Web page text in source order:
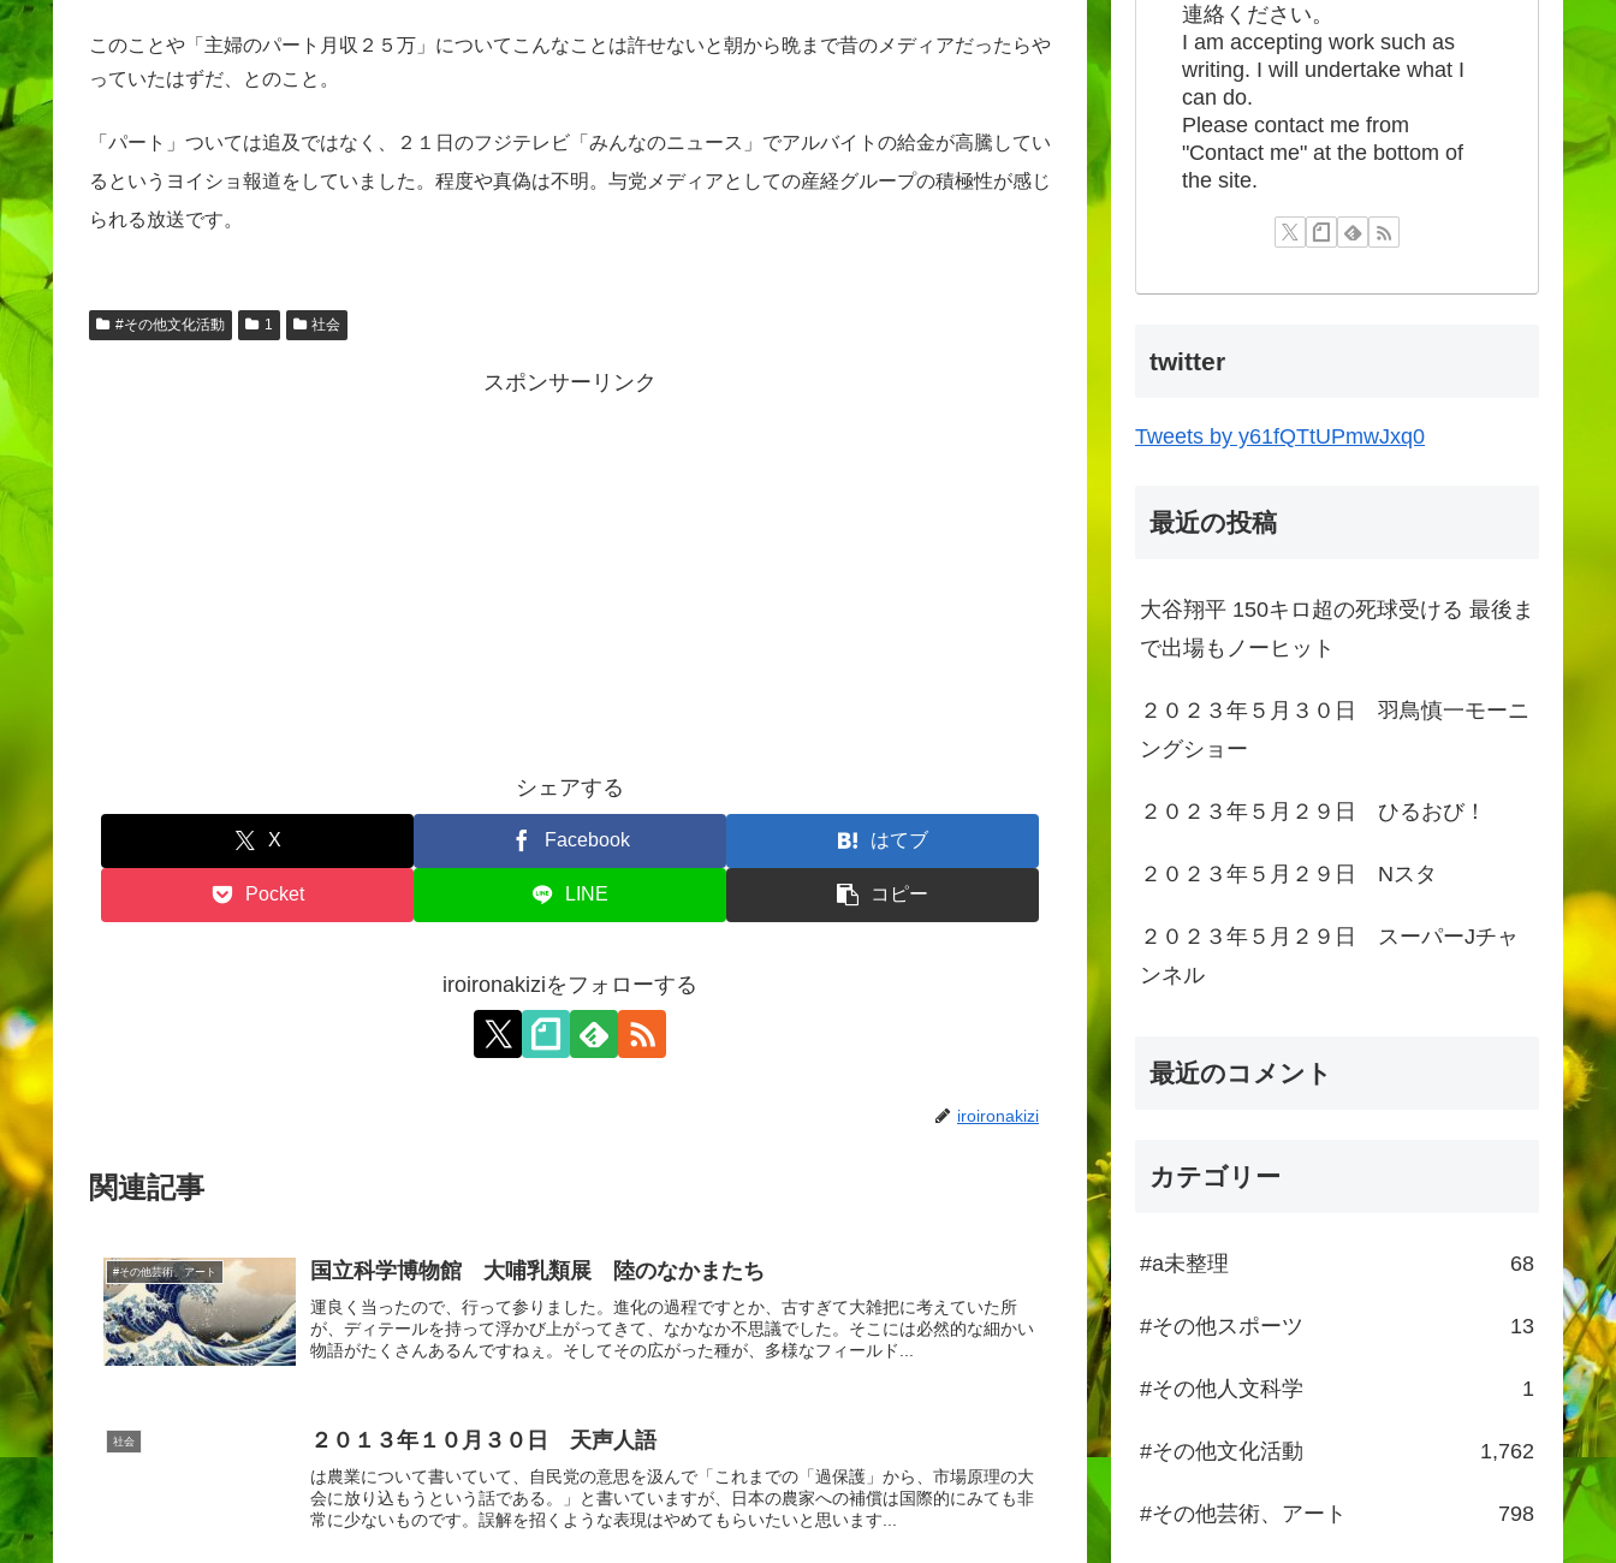
このことや「主婦のパート月収２５万」についてこんなことは許せないと朝から晩まで昔のメディアだったらや
っていたはずだ、とのこと。
「パート」ついては追及ではなく、２１日のフジテレビ「みんなのニュース」でアルバイトの給金が高騰してい
るというヨイショ報道をしていました。程度や真偽は不明。与党メディアとしての産経グループの積極性が感じ
られる放送です。
#その他文化活動 1 社会
スポンサーリンク
シェアする
X Facebook はてブ
Pocket LINE コピー
iroironakiziをフォローする
iroironakizi
関連記事
#その他芸術、アート 国立科学博物館 大哺乳類展 陸のなかまたち
運良く当ったので、行って参りました。進化の過程ですとか、古すぎて大雑把に考えていた所
が、ディテールを持って浮かび上がってきて、なかなか不思議でした。そこには必然的な細かい
物語がたくさんあるんですねぇ。そしてその広がった種が、多様なフィールド...
社会 ２０１３年１０月３０日 天声人語
は農業について書いていて、自民党の意思を汲んで「これまでの「過保護」から、市場原理の大
会に放り込もうという話である。」と書いていますが、日本の農家への補償は国際的にみても非
常に少ないものです。誤解を招くような表現はやめてもらいたいと思います...
連絡ください。
I am accepting work such as
writing. I will undertake what I
can do.
Please contact me from
"Contact me" at the bottom of
the site.
twitter
Tweets by y61fQTtUPmwJxq0
最近の投稿
大谷翔平 150キロ超の死球受ける 最後ま
で出場もノーヒット
２０２３年５月３０日 羽鳥慎一モーニ
ングショー
２０２３年５月２９日 ひるおび！
２０２３年５月２９日 Nスタ
２０２３年５月２９日 スーパーJチャ
ンネル
最近のコメント
カテゴリー
#a未整理 68
#その他スポーツ 13
#その他人文科学 1
#その他文化活動 1,762
#その他芸術、アート 798